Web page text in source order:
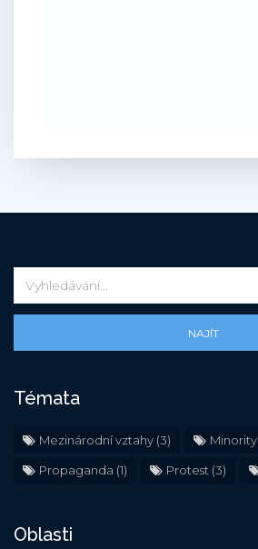
NAJÍT
Témata
Mezinárodní vztahy (3) Minority
Propaganda (1) Protest (3)
Oblasti